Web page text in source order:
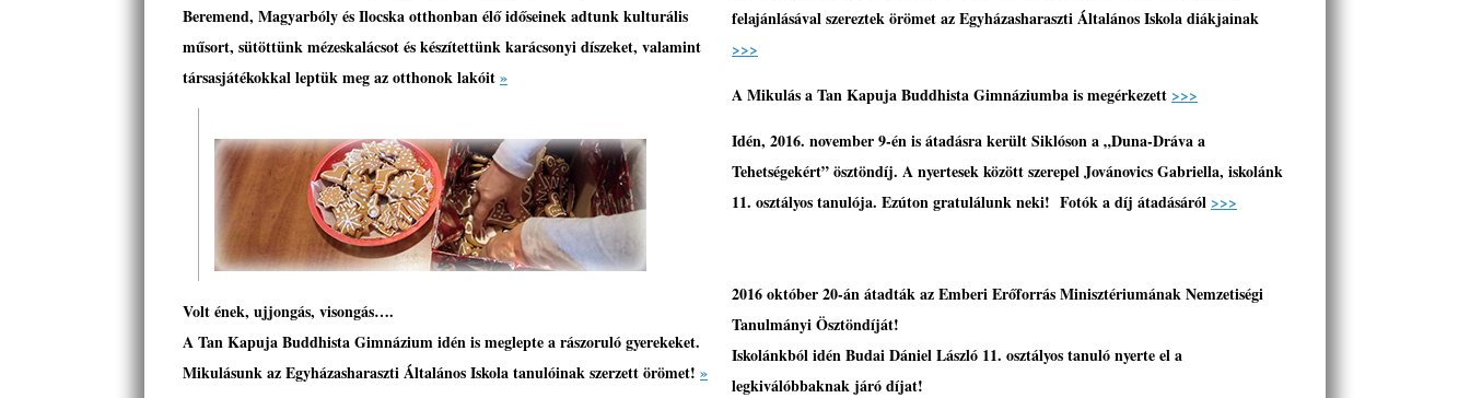
Beremend, Magyarbóly és Ilocska otthonban élő időseinek adtunk kulturális
műsort, sütöttünk mézeskalácsot és készítettünk karácsonyi díszeket, valamint
társasjátékokkal leptük meg az otthonok lakóit»
Volt ének, ujjongás, visongás….
A Tan Kapuja Buddhista Gimnázium idén is meglepte a rászoruló gyerekeket.
Mikulásunk az Egyházasharaszti Általános Iskola tanulóinak szerzett örömet! »
felajánlásával szereztek örömet az Egyházasharaszti Általános Iskola diákjainak
>>>
A Mikulás a Tan Kapuja Buddhista Gimnáziumba is megérkezett >>>
Idén, 2016. november 9-én is átadásra került Siklóson a „Duna-Dráva a
Tehetségekért” ösztöndíj. A nyertesek között szerepel Jovánovics Gabriella, iskolánk
11. osztályos tanulója. Ezúton gratulálunk neki! Fotók a díj átadásáról >>>
2016 október 20-án átadták az Emberi Erőforrás Minisztériumának Nemzetiségi
Tanulmányi Ösztöndíját!
Iskolánkból idén Budai Dániel László 11. osztályos tanuló nyerte el a
legkiválóbbaknak járó díjat!